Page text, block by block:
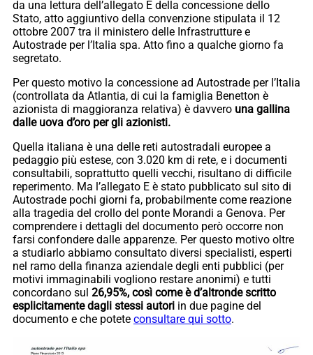
da una lettura dell’allegato E della concessione dello
Stato, atto aggiuntivo della convenzione stipulata il 12
ottobre 2007 tra il ministero delle Infrastrutture e
Autostrade per l’Italia spa. Atto fino a qualche giorno fa
segretato.
Per questo motivo la concessione ad Autostrade per l’Italia
(controllata da Atlantia, di cui la famiglia Benetton è
azionista di maggioranza relativa) è davvero una gallina
dalle uova d’oro per gli azionisti.
Quella italiana è una delle reti autostradali europee a
pedaggio più estese, con 3.020 km di rete, e i documenti
consultabili, soprattutto quelli vecchi, risultano di difficile
reperimento. Ma l’allegato E è stato pubblicato sul sito di
Autostrade pochi giorni fa, probabilmente come reazione
alla tragedia del crollo del ponte Morandi a Genova. Per
comprendere i dettagli del documento però occorre non
farsi confondere dalle apparenze. Per questo motivo oltre
a studiarlo abbiamo consultato diversi specialisti, esperti
nel ramo della finanza aziendale degli enti pubblici (per
motivi immaginabili vogliono restare anonimi) e tutti
concordano sul 26,95%, così come è d’altronde scritto
esplicitamente dagli stessi autori in due pagine del
documento e che potete consultare qui sotto.